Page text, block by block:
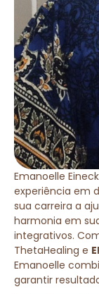
Emanoelle
experiência em
sua carreira a
harmonia em
integrativos.
ThetaHealing e
Emanoelle
garantir